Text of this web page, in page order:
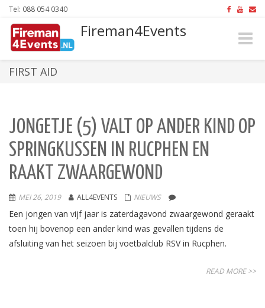
Tel: 088 054 0340
Fireman4Events
Toggle
FIRST AID
JONGETJE (5) VALT OP ANDER KIND OP
SPRINGKUSSEN IN RUCPHEN EN
RAAKT ZWAARGEWOND
MEI 26, 2019 ALL4EVENTS NIEUWS
Een jongen van vijf jaar is zaterdagavond zwaargewond geraakt
toen hij bovenop een ander kind was gevallen tijdens de
afsluiting van het seizoen bij voetbalclub RSV in Rucphen.
READ MORE >>